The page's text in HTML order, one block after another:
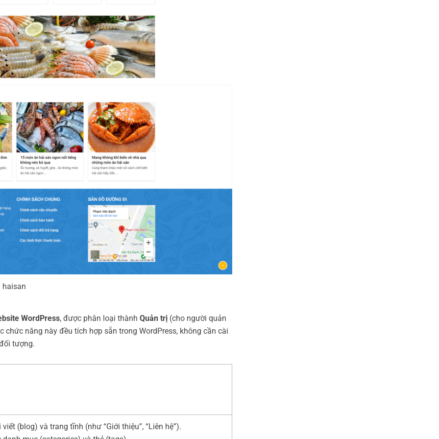
haisan
WordPress, được phân loại thành Quản trị (cho người quản
chức năng này đều tích hợp sẵn trong WordPress, không cần cài
tượng.
(blog) và trang tĩnh (như “Giới thiệu”, “Liên hệ”).